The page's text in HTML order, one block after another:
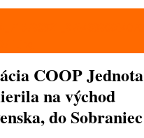
COOP Jednota
na východ
do Sobraniec